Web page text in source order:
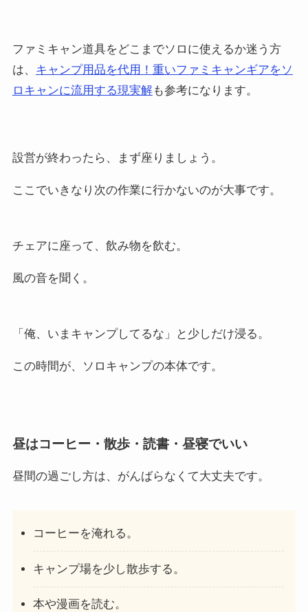
ファミキャン道具をどこまでソロに使えるか迷う方
は、 キャンプ用品を代用！重いファミキャンギアをソ
ロキャンに流用する現実解も参考になります。
設営が終わったら、まず座りましょう。
ここでいきなり次の作業に行かないのが大事です。
チェアに座って、飲み物を飲む。
風の音を聞く。
「俺、いまキャンプしてるな」と少しだけ浸る。
この時間が、ソロキャンプの本体です。
昼はコーヒー・散歩・読書・昼寝でいい
昼間の過ごし方は、がんばらなくて大丈夫です。
コーヒーを淹れる。
キャンプ場を少し散歩する。
本や漫画を読む。